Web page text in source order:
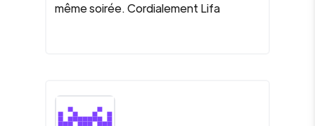
même soirée. Cordialement Lifa